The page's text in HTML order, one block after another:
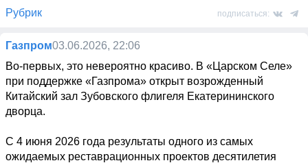
Рубрик подписаться:
Газпром03.06.2026, 22:06
Во-первых, это невероятно красиво. В «Царском Селе»
при поддержке «Газпрома» открыт возрожденный
Китайский зал Зубовского флигеля Екатерининского
дворца.
С 4 июня 2026 года результаты одного из самых
ожидаемых реставрационных проектов десятилетия